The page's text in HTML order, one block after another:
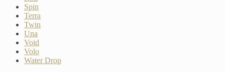
Spin
Terra
Twin
Una
Void
Volo
Water Drop